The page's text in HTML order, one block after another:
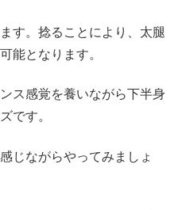
す。捻ることにより、太腿
能となります。
ス感覚を養いながら下半身
です。
じながらやってみましょ